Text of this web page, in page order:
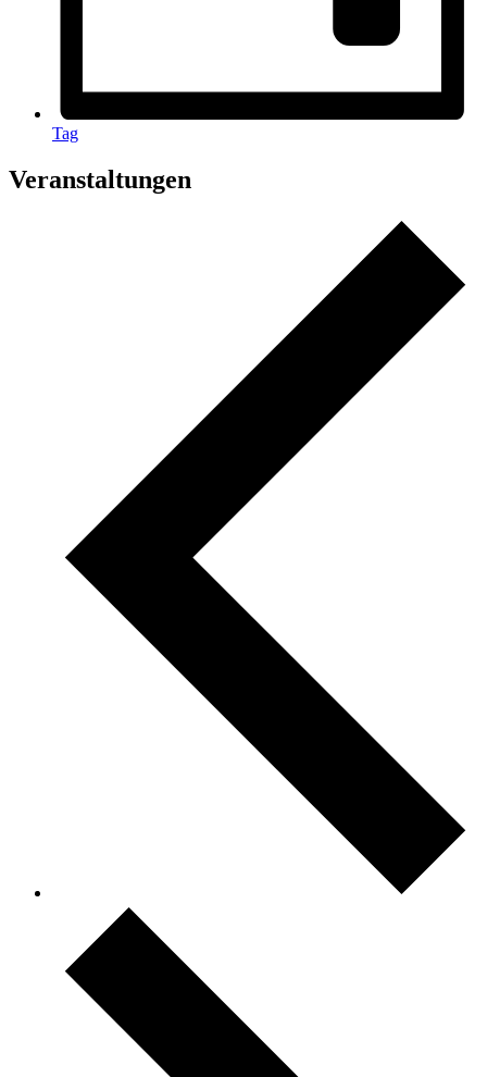
Tag
Veranstaltungen